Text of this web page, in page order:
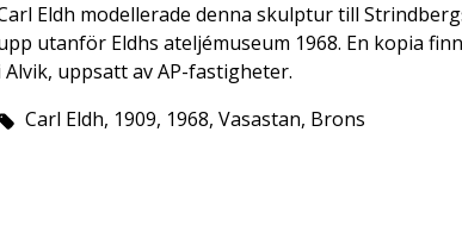
Eldh modellerade denna skulptur till
utanför Eldhs ateljémuseum 1968. En kopia
Alvik, uppsatt av AP-fastigheter.
Carl Eldh, 1909, 1968, Vasastan, Brons